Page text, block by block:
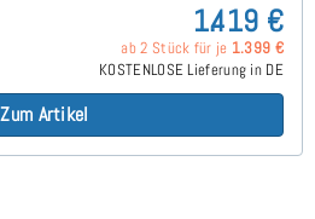
1.419 €
ab 2 Stück für je 1.399 €
KOSTENLOSE Lieferung in DE
Zum Artikel